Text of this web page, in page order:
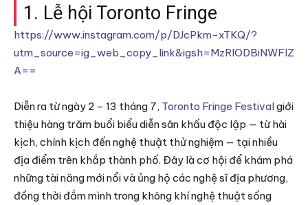
1. Lễ hội Toronto Fringe
https://www.instagram.com/p/DJcPkm-xTKQ/?
utm_source=ig_web_copy_link&igsh=MzRlODBiNWFlZ
A==
Diễn ra từ ngày 2 – 13 tháng 7, Toronto Fringe Festivalgiới
thiệu hàng trăm buổi biểu diễn sân khấu độc lập — từ hài
kịch, chính kịch đến nghệ thuật thử nghiệm — tại nhiều
địa điểm trên khắp thành phố. Đây là cơ hội để khám phá
những tài năng mới nổi và ủng hộ các nghệ sĩ địa phương,
đồng thời đắm mình trong không khí nghệ thuật sống